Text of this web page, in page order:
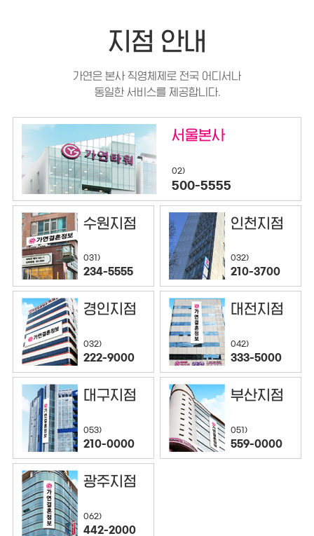
지점 안내
가연은 본사 직영체제로 전국 어디서나
동일한 서비스를 제공합니다.
서울본사
02)
500-5555
수원지점
031)
234-5555
인천지점
032)
210-3700
경인지점
032)
222-9000
대전지점
042)
333-5000
대구지점
053)
210-0000
부산지점
051)
559-0000
광주지점
062)
442-2000